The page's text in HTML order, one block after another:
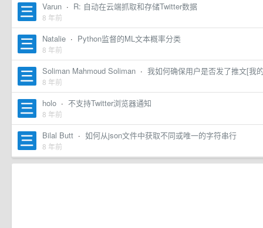
Varun · R: 自动在云端抓取和存储Twitter数据
8 年前
Natalie · Python监督的ML文本概率分类
8 年前
Soliman Mahmoud Soliman · 我如何确保用户是否发了推文[我
8 年前
holo · 不支持Twitter浏览器通知
8 年前
Bilal Butt · 如何从json文件中获取不同或唯一的字符串行
8 年前